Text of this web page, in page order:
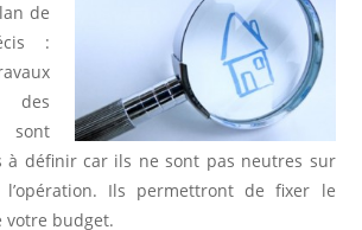
de
:
des
sont
à définir car ils ne sont pas neutres sur
Ils permettront de fixer le
votre budget.